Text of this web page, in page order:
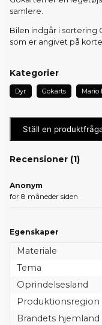
samlere.
Bilen indgår i sortering
som er angivet på
Kategorier
Dyr Gokarts Mario
Ställ en
Recensioner (1)
Anonym
for 8 måneder siden
Egenskaper
Materiale
Tema
Oprindelsesland
Produktionsregion
Brandets hjemland